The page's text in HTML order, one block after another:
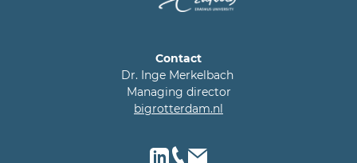
Contact
Dr. Inge Merkelbach
Managing director
bigrotterdam.nl